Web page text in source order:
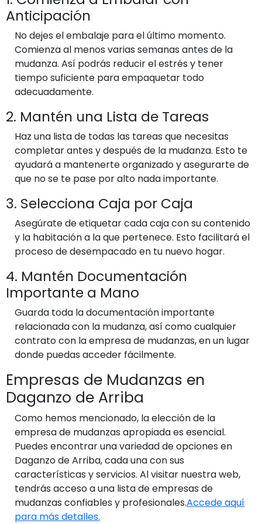
Anticipación
No dejes el embalaje para el último momento.
Comienza al menos varias semanas antes de la
mudanza. Así podrás reducir el estrés y tener
tiempo suficiente para empaquetar todo
adecuadamente.
2. Mantén una Lista de Tareas
Haz una lista de todas las tareas que necesitas
completar antes y después de la mudanza. Esto te
ayudará a mantenerte organizado y asegurarte de
que no se te pase por alto nada importante.
3. Selecciona Caja por Caja
Asegúrate de etiquetar cada caja con su contenido
y la habitación a la que pertenece. Esto facilitará el
proceso de desempacado en tu nuevo hogar.
4. Mantén Documentación
Importante a Mano
Guarda toda la documentación importante
relacionada con la mudanza, así como cualquier
contrato con la empresa de mudanzas, en un lugar
donde puedas acceder fácilmente.
Empresas de Mudanzas en
Daganzo de Arriba
Como hemos mencionado, la elección de la
empresa de mudanzas apropiada es esencial.
Puedes encontrar una variedad de opciones en
Daganzo de Arriba, cada una con sus
características y servicios. Al visitar nuestra web,
tendrás acceso a una lista de empresas de
mudanzas confiables y profesionales.Accede aquí
para más detalles.